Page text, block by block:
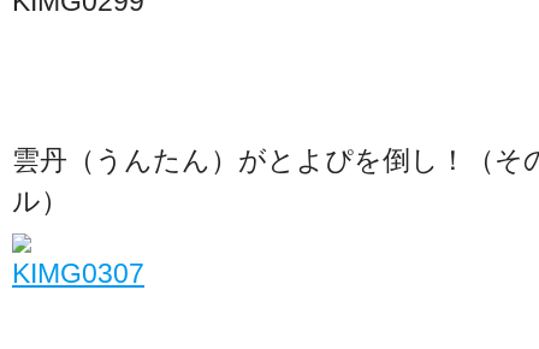
雲丹（うんたん）がとよぴを倒し！（そ
ル）